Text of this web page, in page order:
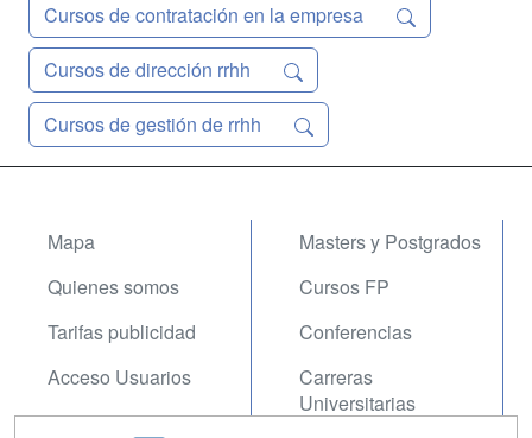
Cursos de contratación en la empresa
Cursos de dirección rrhh
Cursos de gestión de rrhh
Mapa
Quienes somos
Tarifas publicidad
Acceso Usuarios
Acceso Centros
Masters y Postgrados
Cursos FP
Conferencias
Carreras
Universitarias